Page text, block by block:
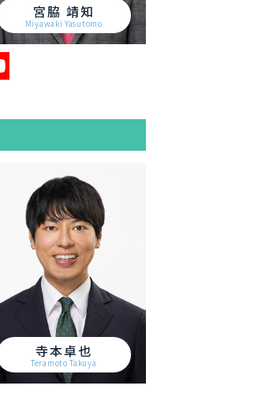
宮脇 靖知
Miyawaki Yasutomo
寺本卓也
Teramoto Takuya